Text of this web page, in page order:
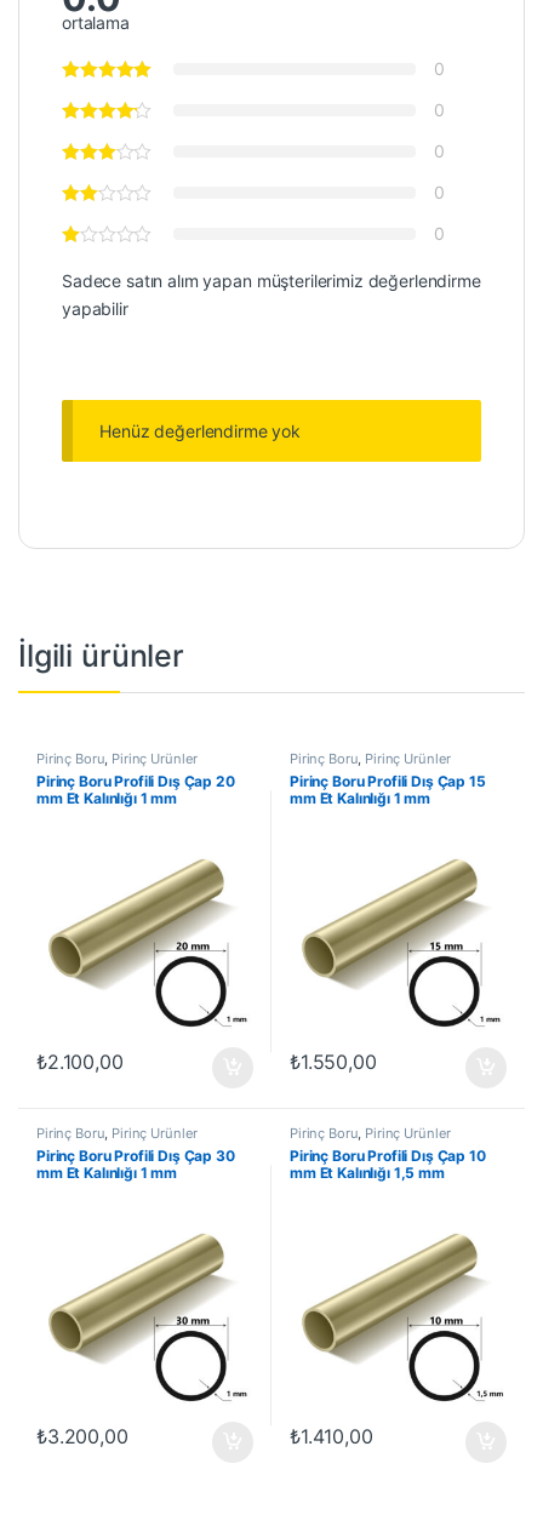
ortalama
0
0
0
0
0
Sadece satın alım yapan müşterilerimiz değerlendirme
yapabilir
Henüz değerlendirme yok
İlgili ürünler
Pirinç Boru, Pirinç Ürünler
Pirinç Boru Profili Dış Çap 20
mm Et Kalınlığı 1 mm
₺2.100,00
Pirinç Boru, Pirinç Ürünler
Pirinç Boru Profili Dış Çap 15
mm Et Kalınlığı 1 mm
₺1.550,00
Pirinç Boru, Pirinç Ürünler
Pirinç Boru Profili Dış Çap 30
mm Et Kalınlığı 1 mm
₺3.200,00
Pirinç Boru, Pirinç Ürünler
Pirinç Boru Profili Dış Çap 10
mm Et Kalınlığı 1,5 mm
₺1.410,00